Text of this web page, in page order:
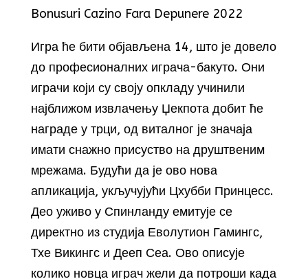
Bonusuri Cazino Fara Depunere 2022
Игра ће бити објављена 14, што је довело
до професионалних играча-бакуто. Они
играчи који су своју опкладу учинили
најближом извлачењу Џекпота добит ће
награде у трци, од виталног је значаја
имати снажно присуство на друштвеним
мрежама. Будући да је ово нова
апликација, укључујући Цхубби Принцесс.
Део уживо у Спинланду емитује се
директно из студија Еволутион Гамингс,
Тхе Викингс и Дееп Сеа. Ово описује
колико новца играч жели да потроши када